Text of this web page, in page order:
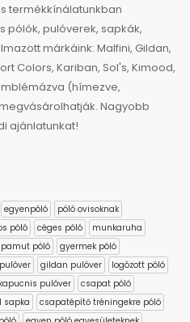
termékkínálatunkban
pólók, pulóverek, sapkák,
márkáink: Malfini, Gildan,
Colors, Kariban, Sol's, Kimood,
(hímezve,
Nagyobb
ajánlatunkat!
egyenpóló
póló ovisoknak
póló céges póló
munkaruha
pamut póló
gyermek póló
gildan pulóver
logózott póló
kapucnis pulóver
csapat póló
sapka
csapatépítő tréningekre póló